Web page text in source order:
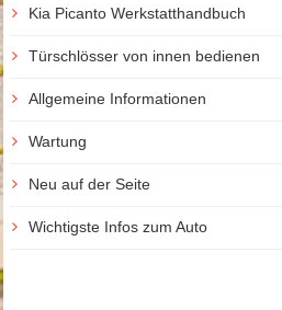
Kia Picanto Werkstatthandbuch
Türschlösser von innen bedienen
Allgemeine Informationen
Wartung
Neu auf der Seite
Wichtigste Infos zum Auto